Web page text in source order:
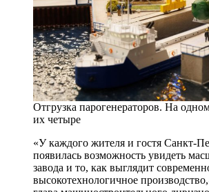
Отгрузка парогенераторов. На
их четыре
«У каждого жителя и гостя Санкт-­
появилась возможность увидеть
завода и то, как выглядит
высокотехнологичное